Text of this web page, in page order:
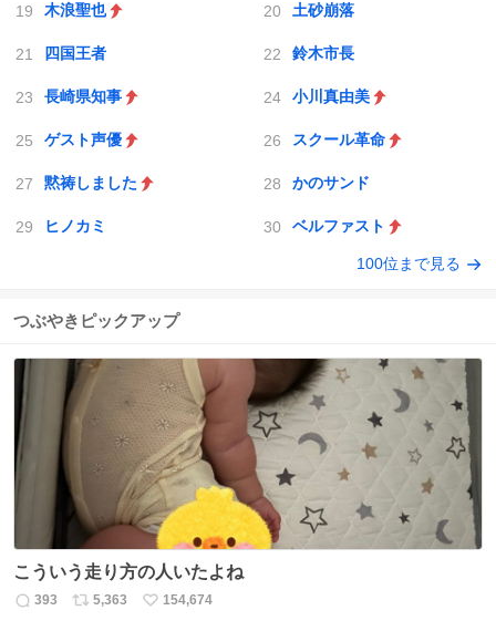
木浪聖也 土砂崩落
四国王者 鈴木市長
長崎県知事 小川真由美
ゲスト声優 スクール革命
黙祷しました かのサンド
ヒノカミ ベルファスト
100位まで見る
つぶやきピックアップ
こういう走り方の人いたよね
返
393
リ
5,363
い
154,674